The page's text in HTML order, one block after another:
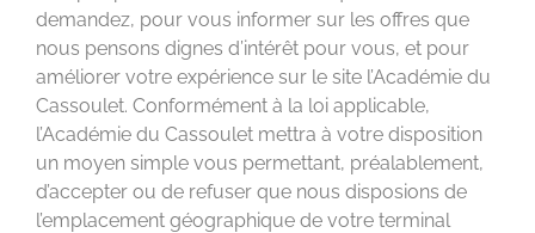
demandez, pour vous informer sur les offres que
nous pensons dignes d’intérêt pour vous, et pour
améliorer votre expérience sur le site l’Académie du
Cassoulet. Conformément à la loi applicable,
l’Académie du Cassoulet mettra à votre disposition
un moyen simple vous permettant, préalablement,
d’accepter ou de refuser que nous disposions de
l’emplacement géographique de votre terminal